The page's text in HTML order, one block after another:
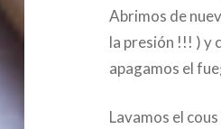
Abrimos de
la presión !!! ) y
apagamos el
Lavamos el